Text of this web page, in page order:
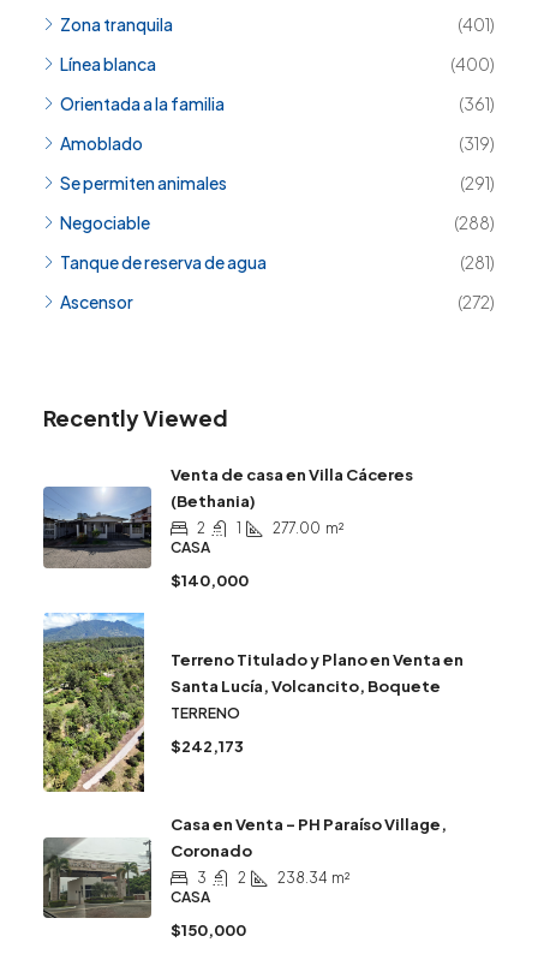
Zona tranquila
(401)
Línea blanca
(400)
Orientada a la familia
(361)
Amoblado
(319)
Se permiten animales
(291)
Negociable
(288)
Tanque de reserva de agua
(281)
Ascensor
(272)
Recently Viewed
Venta de casa en Villa Cáceres
(Bethania)
2 1 277.00 m²
CASA
$140,000
Terreno Titulado y Plano en Venta en
Santa Lucía, Volcancito, Boquete
TERRENO
$242,173
Casa en Venta – PH Paraíso Village,
Coronado
3 2 238.34 m²
CASA
$150,000